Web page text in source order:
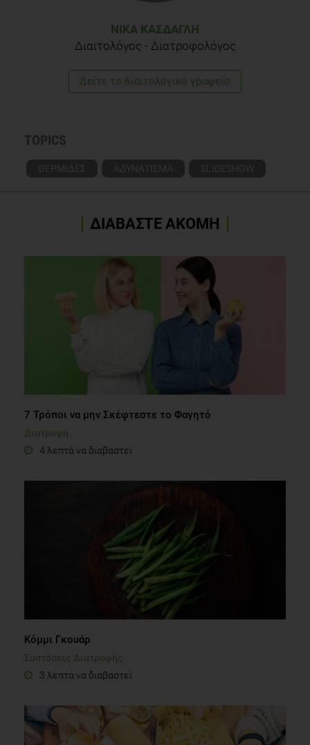
http://www.livestrong.com/article/508189-how-to-burn-75-
Shawn McKee. Tweak of the Week: Burn 100 Calories
Anywhere. eDiets. [Internet]. Available from:
ΝΊΚΑ ΚΆΣΔΑΓΛΗ
Διαιτολόγος - Διατροφολόγος
Δείτε το διαιτολογικό γραφείο
TOPICS
ΘΕΡΜΙΔΕΣ ΑΔΥΝΑΤΙΣΜΑ SLIDESHOW
ΔΙΑΒΑΣΤΕ ΑΚΟΜΗ
7 Τρόποι να μην Σκέφτεστε το Φαγητό
Διατροφή
4 λεπτά να διαβαστεί
Κόμμι Γκουάρ
Συστάσεις Διατροφής
3 λεπτά να διαβαστεί